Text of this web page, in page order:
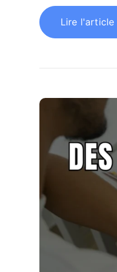
Lire l'article